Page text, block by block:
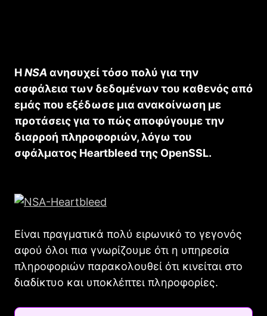
ΗNSAανησυχεί τόσο πολύ για την
ασφάλεια των δεδομένων του καθενός από
εμάς που εξέδωσε μια ανακοίνωση με
προτάσεις για το πώς αποφύγουμε την
διαρροή πληροφοριών, λόγω του
σφάλματος Heartbleed της OpenSSL.
Είναι πραγματικά πολύ ειρωνικό το γεγονός
αφού όλοι πια γνωρίζουμε ότι η υπηρεσία
πληροφοριών παρακολουθεί ότι κινείται στο
διαδίκτυο και υποκλέπτει πληροφορίες.